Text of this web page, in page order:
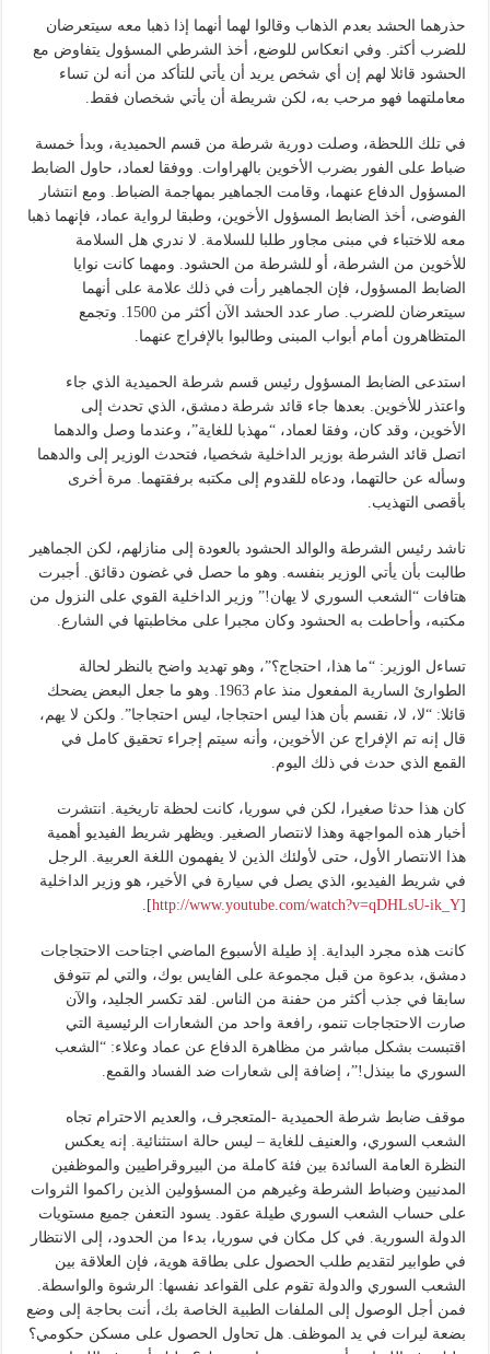
حذرهما الحشد بعدم الذهاب وقالوا لهما أنهما إذا ذهبا معه سيتعرضان
للضرب أكثر. وفي انعكاس للوضع، أخذ الشرطي المسؤول يتفاوض مع
الحشود قائلا لهم إن أي شخص يريد أن يأتي للتأكد من أنه لن تساء
معاملتهما فهو مرحب به، لكن شريطة أن يأتي شخصان فقط.
في تلك اللحظة، وصلت دورية شرطة من قسم الحميدية، وبدأ خمسة
ضباط على الفور بضرب الأخوين بالهراوات. ووفقا لعماد، حاول الضابط
المسؤول الدفاع عنهما، وقامت الجماهير بمهاجمة الضباط. ومع انتشار
الفوضى، أخذ الضابط المسؤول الأخوين، وطبقا لرواية عماد، فإنهما ذهبا
معه للاختباء في مبنى مجاور طلبا للسلامة. لا ندري هل السلامة
للأخوين من الشرطة، أو للشرطة من الحشود. ومهما كانت نوايا
الضابط المسؤول، فإن الجماهير رأت في ذلك علامة على أنهما
سيتعرضان للضرب. صار عدد الحشد الآن أكثر من 1500. وتجمع
المتظاهرون أمام أبواب المبنى وطالبوا بالإفراج عنهما.
استدعى الضابط المسؤول رئيس قسم شرطة الحميدية الذي جاء
واعتذر للأخوين. بعدها جاء قائد شرطة دمشق، الذي تحدث إلى
الأخوين، وقد كان، وفقا لعماد، “مهذبا للغاية”، وعندما وصل والدهما
اتصل قائد الشرطة بوزير الداخلية شخصيا، فتحدث الوزير إلى والدهما
وسأله عن حالتهما، ودعاه للقدوم إلى مكتبه برفقتهما. مرة أخرى
بأقصى التهذيب.
ناشد رئيس الشرطة والوالد الحشود بالعودة إلى منازلهم، لكن الجماهير
طالبت بأن يأتي الوزير بنفسه. وهو ما حصل في غضون دقائق. أجبرت
هتافات “الشعب السوري لا يهان!” وزير الداخلية القوي على النزول من
مكتبه، وأحاطت به الحشود وكان مجبرا على مخاطبتها في الشارع.
تساءل الوزير: “ما هذا، احتجاج؟”، وهو تهديد واضح بالنظر لحالة
الطوارئ السارية المفعول منذ عام 1963. وهو ما جعل البعض يضحك
قائلا: “لا، لا، نقسم بأن هذا ليس احتجاجا، ليس احتجاجا”. ولكن لا يهم،
قال إنه تم الإفراج عن الأخوين، وأنه سيتم إجراء تحقيق كامل في
القمع الذي حدث في ذلك اليوم.
كان هذا حدثا صغيرا، لكن في سوريا، كانت لحظة تاريخية. انتشرت
أخبار هذه المواجهة وهذا لانتصار الصغير. ويظهر شريط الفيديو أهمية
هذا الانتصار الأول، حتى لأولئك الذين لا يفهمون اللغة العربية. الرجل
في شريط الفيديو، الذي يصل في سيارة في الأخير، هو وزير الداخلية
[
http://www.youtube.com/watch?v=qDHLsU-ik_Y
].
كانت هذه مجرد البداية. إذ طيلة الأسبوع الماضي اجتاحت الاحتجاجات
دمشق، بدعوة من قبل مجموعة على الفايس بوك، والتي لم تتوفق
سابقا في جذب أكثر من حفنة من الناس. لقد تكسر الجليد، والآن
صارت الاحتجاجات تنمو، رافعة واحد من الشعارات الرئيسية التي
اقتبست بشكل مباشر من مظاهرة الدفاع عن عماد وعلاء: “الشعب
السوري ما بينذل!”، إضافة إلى شعارات ضد الفساد والقمع.
موقف ضابط شرطة الحميدية -المتعجرف، والعديم الاحترام تجاه
الشعب السوري، والعنيف للغاية – ليس حالة استثنائية. إنه يعكس
النظرة العامة السائدة بين فئة كاملة من البيروقراطيين والموظفين
المدنيين وضباط الشرطة وغيرهم من المسؤولين الذين راكموا الثروات
على حساب الشعب السوري طيلة عقود. يسود التعفن جميع مستويات
الدولة السورية. في كل مكان في سوريا، بدءا من الحدود، إلى الانتظار
في طوابير لتقديم طلب الحصول على بطاقة هوية، فإن العلاقة بين
الشعب السوري والدولة تقوم على القواعد نفسها: الرشوة والواسطة.
فمن أجل الوصول إلى الملفات الطبية الخاصة بك، أنت بحاجة إلى وضع
بضعة ليرات في يد الموظف. هل تحاول الحصول على مسكن حكومي؟